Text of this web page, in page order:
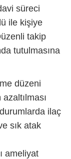
süreci
ile kişiye
takip
tutulmasına
düzeni
ilaç
sık atak
ameliyat